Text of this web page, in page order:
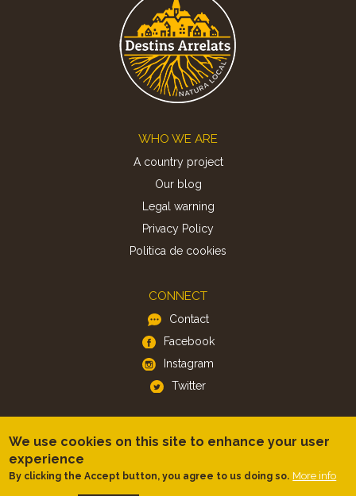
WHO WE ARE
A country project
Our blog
Legal warning
Privacy Policy
Politica de cookies
CONNECT
Contact
Facebook
Instagram
Twitter
Android
We use cookies on this site to enhance your user
experience
By clicking the Accept button, you agree to us doing so. More info